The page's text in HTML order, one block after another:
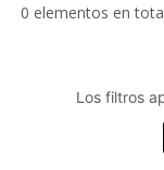
0 elementos en
Los filtros